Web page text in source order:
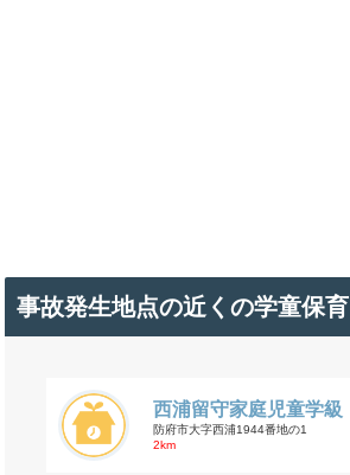
事故発生地点の近くの学童保育
西浦留守家庭児童学級
防府市大字西浦1944番地の1
2km